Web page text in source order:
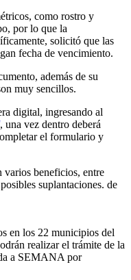
como rostro y
por lo que la
solicitó que las
fecha de vencimiento.
además de su
muy sencillos.
digital, ingresando al
, una vez dentro deberá
el formulario y
varios beneficios, entre
suplantaciones. de
en los 22 municipios del
realizar el trámite de la
a SEMANA por